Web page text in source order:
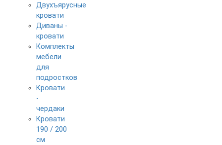
Двухъярусные
кровати
Диваны -
кровати
Комплекты
мебели
для
подростков
Кровати
-
чердаки
Кровати
190 / 200
см